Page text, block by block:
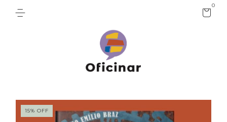
0
15% OFF